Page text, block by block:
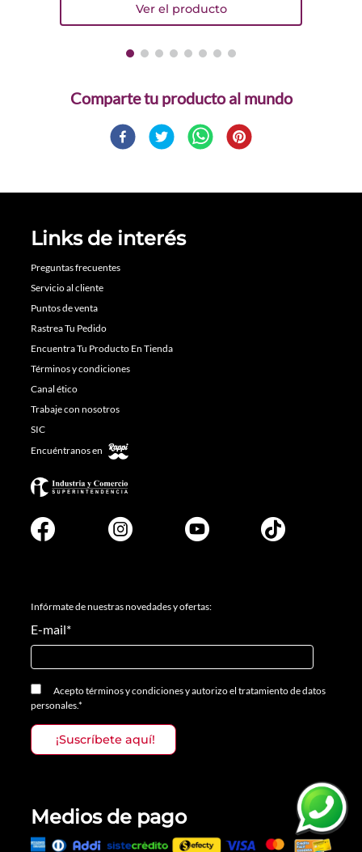
Comparte
Links de interés
Preguntas frecuentes
Servicio al cliente
Puntos de venta
Rastrea Tu Pedido
Encuentra Tu Producto En Tienda
Términos y condiciones
Canal ético
Trabaje con nosotros
SIC
Encuéntranos en
Infórmate de nuestras novedades y ofertas:
E-mail*
Aceptotérminos y condicionesyautorizo el tratamiento de datos
personales.*
Medios de pago